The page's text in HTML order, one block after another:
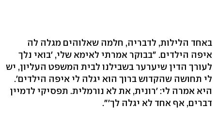
באחד הלילות, לדבריה, חלמה שאלוהים מגלה לה
איפה הילדים. "בבוקר אמרתי לאימא שלי, 'בואי נלך
לעורך הדין שיערער בשבילנו לבית המשפט העליון, יש
לי תחושה שהקדוש ברוך הוא יגלה לי איפה הילדים'.
היא אמרה לי: 'רונית, את לא נורמלית. תפסיקי לדמיין
דברים, אף אחד לא יגלה לך'".